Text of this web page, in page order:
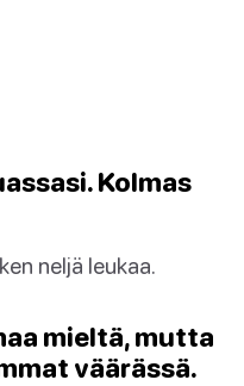
Kolmas
neljä leukaa.
mieltä, mutta
väärässä.